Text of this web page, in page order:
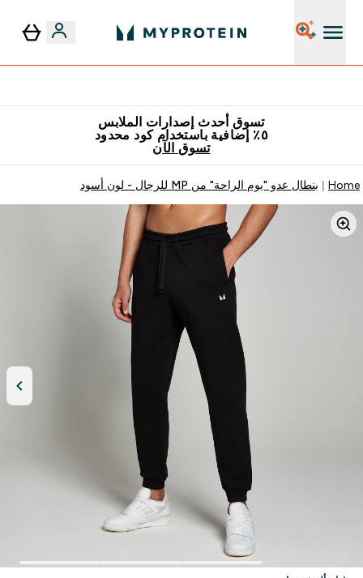
تسوق أحدث إصدارات الملابس
٥٪ إضافية باستخدام كود محدود
تسوق الآن
Home بنطال عدو "يوم الراحة" من MP للرجال - لون أسود